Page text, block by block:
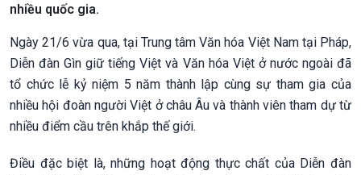
nhiều quốc gia.
Ngày 21/6 vừa qua, tại Trung tâm Văn hóa Việt Nam tại Pháp,
Diễn đàn Gìn giữ tiếng Việt và Văn hóa Việt ở nước ngoài đã
tổ chức lễ kỷ niệm 5 năm thành lập cùng sự tham gia của
nhiều hội đoàn người Việt ở châu Âu và thành viên tham dự từ
nhiều điểm cầu trên khắp thế giới.
Điều đặc biệt là, những hoạt động thực chất của Diễn đàn